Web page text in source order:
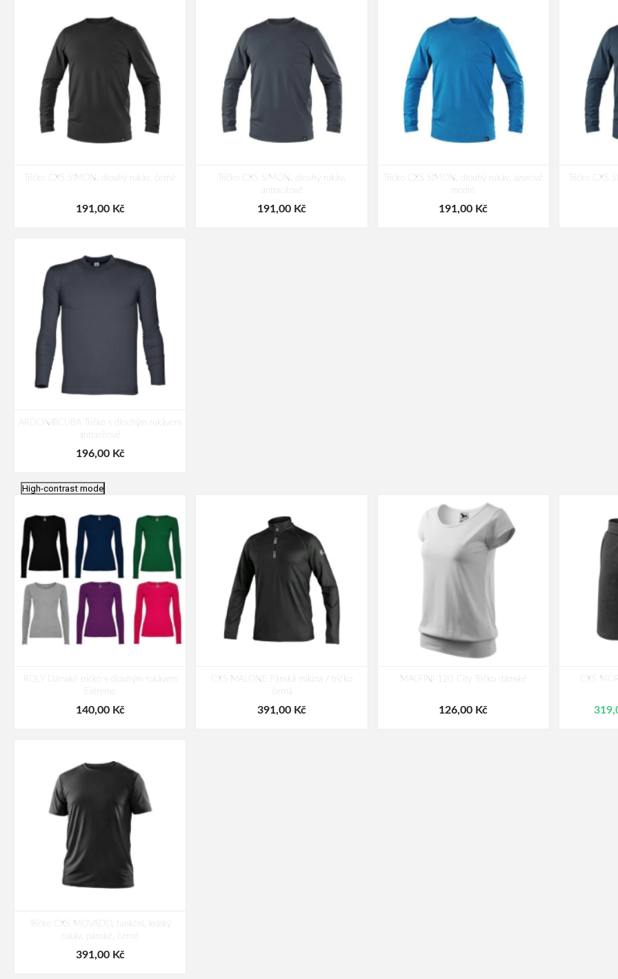
Tričko CXS SIMON, dlouhý rukáv, černé
191,00 Kč
Tričko CXS SIMON, dlouhý rukáv,
antracitové
191,00 Kč
Tričko CXS SIMON, dlouhý rukáv, azurově
modré
191,00 Kč
Tričko CXS
ARDON®CUBA Tričko s dlouhým rukávem
antracitové
196,00 Kč
High-contrast mode
ROLY Dámské tričko s dlouhým rukávem
Extreme
140,00 Kč
CXS MALONE Pánská mikina / tričko
černá
391,00 Kč
MALFINI 120 City Tričko dámské
126,00 Kč
CXS
Tričko CXS MOVADO, funkční, krátký
rukáv, pánské, černé
391,00 Kč